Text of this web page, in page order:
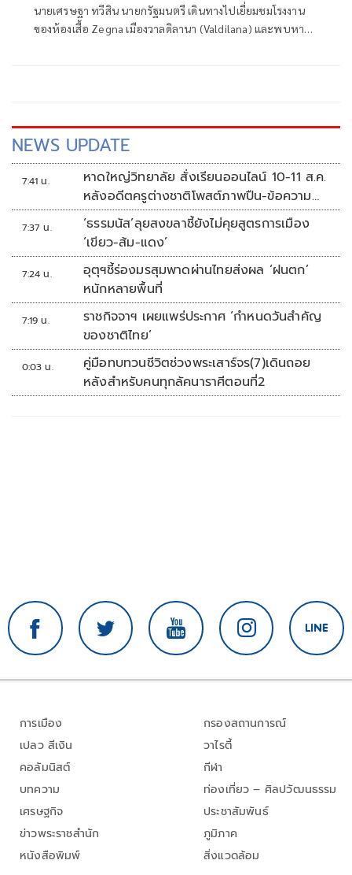
นายเศรษฐา ทวีสิน นายกรัฐมนตรี เดินทางไปเยี่ยมชมโรงงาน
ของห้องเสื้อ Zegna เมืองวาลดิลานา (Valdilana) และพบหารือ
NEWS UPDATE
7:41 น.
หาดใหญ่วิทยาลัย สั่งเรียนออนไลน์ 10-11 ส.ค.
หลังอดีตครูต่างชาติโพสต์ภาพปืน-ข้อความ
ข่มขู่
7:37 น.
‘ธรรมนัส’ลุยสงขลาชี้ยังไม่คุยสูตรการเมือง
‘เขียว-ส้ม-แดง’
7:24 น.
อุตุฯชี้ร่องมรสุมพาดผ่านไทยส่งผล ‘ฝนตก’
หนักหลายพื้นที่
7:19 น.
ราชกิจจาฯ เผยแพร่ประกาศ ‘กำหนดวันสำคัญ
ของชาติไทย’
0:03 น.
คู่มือทบทวนชีวิตช่วงพระเสาร์จร(7)เดินถอย
หลังสำหรับคนทุกลัคนาราศีตอนที่2
การเมือง
เปลว สีเงิน
คอลัมนิสต์
บทความ
เศรษฐกิจ
ข่าวพระราชสำนัก
หนังสือพิมพ์
กรองสถานการณ์
วาไรตี้
กีฬา
ท่องเที่ยว – ศิลปวัฒนธรรม
ประชาสัมพันธ์
ภูมิภาค
สิ่งแวดล้อม